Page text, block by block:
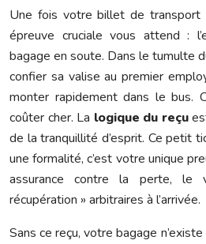
Une fois votre billet de transport
épreuve cruciale vous attend :
bagage en soute. Dans le tumulte
confier sa valise au premier
monter rapidement dans le bus.
coûter cher. La logique du reçu
de la tranquillité d’esprit. Ce petit
une formalité, c’est votre unique
assurance contre la perte,
récupération » arbitraires à l’arrivée.
Sans ce reçu, votre bagage